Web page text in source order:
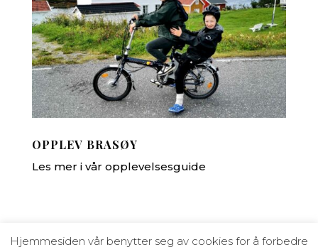
OPPLEV BRASØY
Les mer i vår opplevelsesguide
Hjemmesiden vår benytter seg av cookies for å forbedre